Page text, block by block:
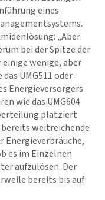
eines
„Aber
bei der Spitze der
einige wenige, aber
UMG511 oder
Energieversorgers
wie das UMG604
platziert
weitreichende
Energieverbräuche,
es im Einzelnen
aufzulösen. Der
bereits bis auf